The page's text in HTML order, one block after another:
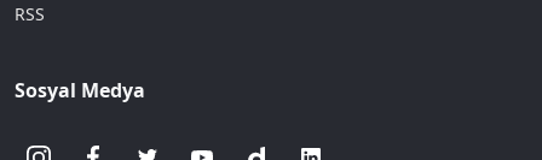
RSS
Sosyal Medya